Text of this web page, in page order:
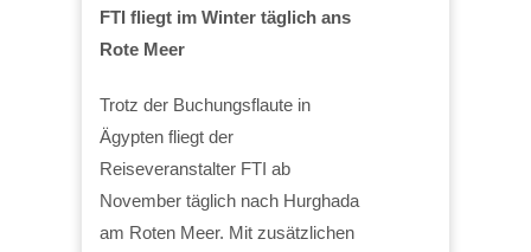
FTI fliegt im Winter täglich ans
Rote Meer
Trotz der Buchungsflaute in
Ägypten fliegt der
Reiseveranstalter FTI ab
November täglich nach Hurghada
am Roten Meer. Mit zusätzlichen